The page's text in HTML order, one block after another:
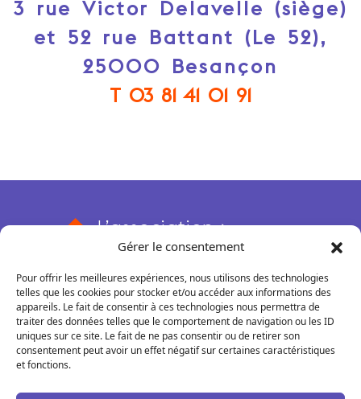
Gérer le consentement
Pour offrir les meilleures expériences, nous utilisons des technologies
telles que les cookies pour stocker et/ou accéder aux informations des
appareils. Le fait de consentir à ces technologies nous permettra de
traiter des données telles que le comportement de navigation ou les ID
uniques sur ce site. Le fait de ne pas consentir ou de retirer son
consentement peut avoir un effet négatif sur certaines caractéristiques
et fonctions.
3 rue Victor Delavelle (siège)
et 52 rue Battant (Le 52),
25000 Besançon
T 03 81 41 01 91
L’association
Qui sommes-nous ?
Nos missions et valeurs
Adhérer
Nos partenaires
Nos adhérent·e·s témoignent
Nos actions
Rendez-vous conseils
Rencontres pros et thématiques
Accompagnements
Gestion sociale et Paie
Le 52
Qu'est-ce que c'est ?
Boutique en ligne
Boutiques éphémères
COREPS BFC
Missions
Transfert de savoir-faire